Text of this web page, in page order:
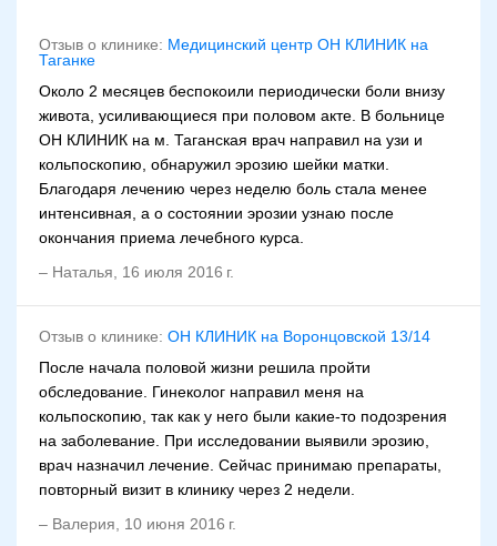
Отзыв о клинике: Медицинский центр ОН КЛИНИК на
Таганке
Около 2 месяцев беспокоили периодически боли внизу
живота, усиливающиеся при половом акте. В больнице
ОН КЛИНИК на м. Таганская врач направил на узи и
кольпоскопию, обнаружил эрозию шейки матки.
Благодаря лечению через неделю боль стала менее
интенсивная, а о состоянии эрозии узнаю после
окончания приема лечебного курса.
– Наталья 16 июля 2016 г.
Отзыв о клинике: ОН КЛИНИК на Воронцовской 13/14
После начала половой жизни решила пройти
обследование. Гинеколог направил меня на
кольпоскопию, так как у него были какие-то подозрения
на заболевание. При исследовании выявили эрозию,
врач назначил лечение. Сейчас принимаю препараты,
повторный визит в клинику через 2 недели.
– Валерия 10 июня 2016 г.